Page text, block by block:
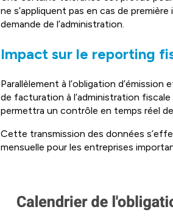
ne s’appliquent pas en cas de
demande de l’administration.
Impact sur le reporting
Parallèlement à l’obligation
de facturation à l’administration
permettra un contrôle en temps réel
Cette transmission des données
mensuelle pour les entreprises